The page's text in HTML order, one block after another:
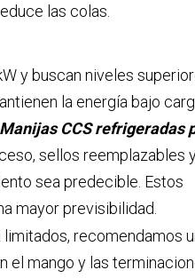
las colas.
y buscan niveles
la energía bajo
Manijas CCS refrigeradas
sellos reemplazables
sea predecible. Estos
mayor previsibilidad.
recomendamos
el mango y las